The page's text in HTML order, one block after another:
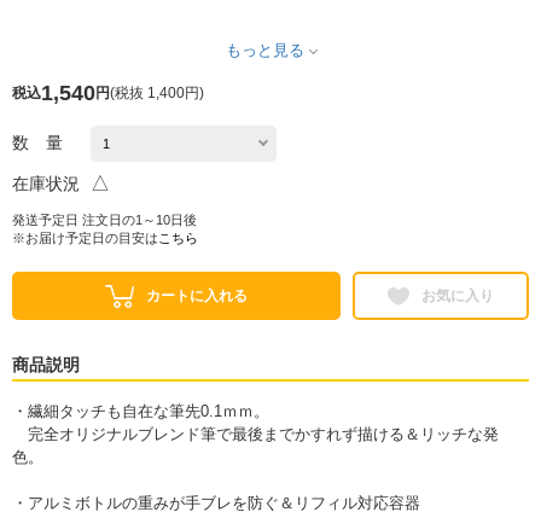
もっと見る
税込1,540円(税抜 1,400円)
数 量
在庫状況 △
発送予定日 注文日の1～10日後
※お届け予定日の目安は こちら
カートに入れる お気に入り
商品説明
・繊細タッチも自在な筆先0.1ｍｍ。
完全オリジナルブレンド筆で最後までかすれず描ける＆リッチな発
色。
・アルミボトルの重みが手ブレを防ぐ＆リフィル対応容器